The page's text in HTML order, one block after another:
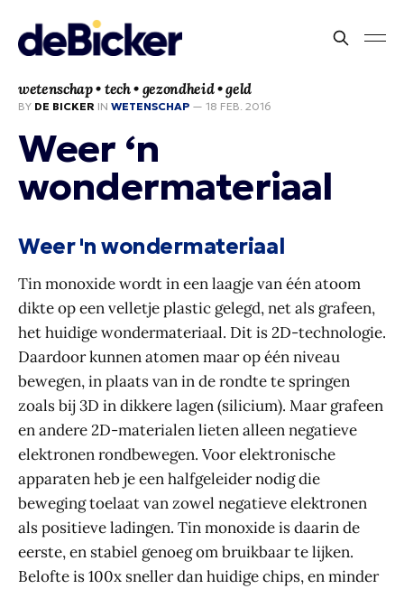
wetenschap • tech • gezondheid • geld
BY DE BICKER IN WETENSCHAP — 18 FEB. 2016
Weer ‘n
wondermateriaal
Weer 'n wondermateriaal
Tin monoxide wordt in een laagje van één atoom
dikte op een velletje plastic gelegd, net als grafeen,
het huidige wondermateriaal. Dit is 2D-technologie.
Daardoor kunnen atomen maar op één niveau
bewegen, in plaats van in de rondte te springen
zoals bij 3D in dikkere lagen (silicium). Maar grafeen
en andere 2D-materialen lieten alleen negatieve
elektronen rondbewegen. Voor elektronische
apparaten heb je een halfgeleider nodig die
beweging toelaat van zowel negatieve elektronen
als positieve ladingen. Tin monoxide is daarin de
eerste, en stabiel genoeg om bruikbaar te lijken.
Belofte is 100x sneller dan huidige chips, en minder